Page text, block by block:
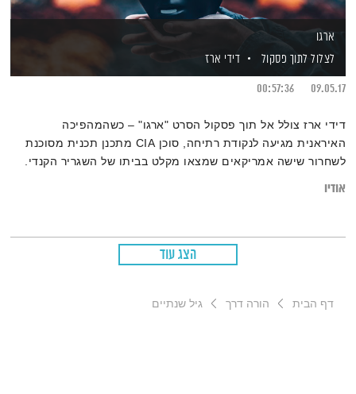
ארגו
לצלול לתוך פסקול
דידי ארז
09.05.17
00:57:36
דידי ארז צולל אל תוך פסקול הסרט "ארגו" – כשהמהפיכה
האיראנית מגיעה לנקודת רתיחה, סוכן CIA מתכנן תכנית מסוכנת
לשחרור שישה אמריקאים שמצאו מקלט בביתו של השגריר הקנדי.
אודיו
הצג עוד
דף הבית הורה דרך גיל שנתיים